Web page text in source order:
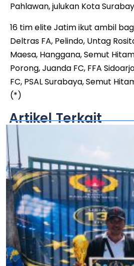
Pahlawan, julukan Kota
16 tim elite Jatim ikut ambil
Deltras FA, Pelindo, Untag
Maesa, Hanggana, Semut
Porong, Juanda FC, FFA
FC, PSAL Surabaya, Semut
(*)
Artikel Terkait